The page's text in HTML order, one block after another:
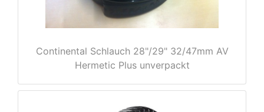
Continental Schlauch 28"/29" 32/47mm AV
Hermetic Plus unverpackt